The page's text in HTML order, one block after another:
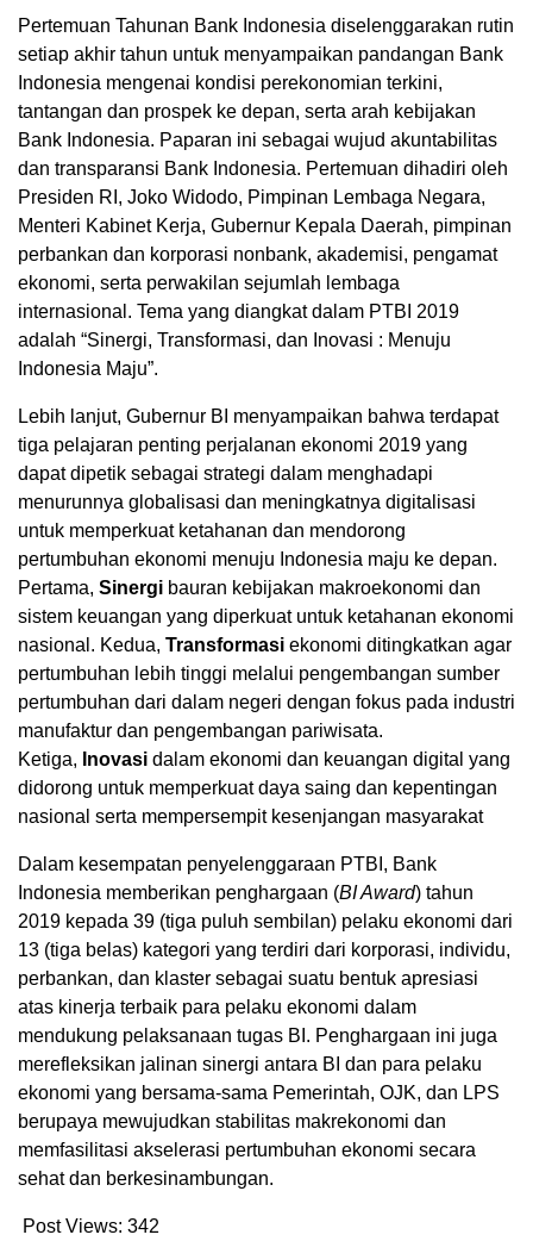
Pertemuan Tahunan Bank Indonesia diselenggarakan rutin
setiap akhir tahun untuk menyampaikan pandangan Bank
Indonesia mengenai kondisi perekonomian terkini,
tantangan dan prospek ke depan, serta arah kebijakan
Bank Indonesia. Paparan ini sebagai wujud akuntabilitas
dan transparansi Bank Indonesia. Pertemuan dihadiri oleh
Presiden RI, Joko Widodo, Pimpinan Lembaga Negara,
Menteri Kabinet Kerja, Gubernur Kepala Daerah, pimpinan
perbankan dan korporasi nonbank, akademisi, pengamat
ekonomi, serta perwakilan sejumlah lembaga
internasional. Tema yang diangkat dalam PTBI 2019
adalah “Sinergi, Transformasi, dan Inovasi : Menuju
Indonesia Maju”.
Lebih lanjut, Gubernur BI menyampaikan bahwa terdapat
tiga pelajaran penting perjalanan ekonomi 2019 yang
dapat dipetik sebagai strategi dalam menghadapi
menurunnya globalisasi dan meningkatnya digitalisasi
untuk memperkuat ketahanan dan mendorong
pertumbuhan ekonomi menuju Indonesia maju ke depan.
Pertama, Sinergi bauran kebijakan makroekonomi dan
sistem keuangan yang diperkuat untuk ketahanan ekonomi
nasional. Kedua, Transformasi ekonomi ditingkatkan agar
pertumbuhan lebih tinggi melalui pengembangan sumber
pertumbuhan dari dalam negeri dengan fokus pada industri
manufaktur dan pengembangan pariwisata.
Ketiga, Inovasi dalam ekonomi dan keuangan digital yang
didorong untuk memperkuat daya saing dan kepentingan
nasional serta mempersempit kesenjangan masyarakat
Dalam kesempatan penyelenggaraan PTBI, Bank
Indonesia memberikan penghargaan (BI Award) tahun
2019 kepada 39 (tiga puluh sembilan) pelaku ekonomi dari
13 (tiga belas) kategori yang terdiri dari korporasi, individu,
perbankan, dan klaster sebagai suatu bentuk apresiasi
atas kinerja terbaik para pelaku ekonomi dalam
mendukung pelaksanaan tugas BI. Penghargaan ini juga
merefleksikan jalinan sinergi antara BI dan para pelaku
ekonomi yang bersama-sama Pemerintah, OJK, dan LPS
berupaya mewujudkan stabilitas makrekonomi dan
memfasilitasi akselerasi pertumbuhan ekonomi secara
sehat dan berkesinambungan.
Post Views: 342